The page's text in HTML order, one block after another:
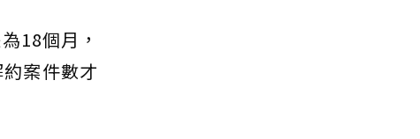
18個月，
案件數才